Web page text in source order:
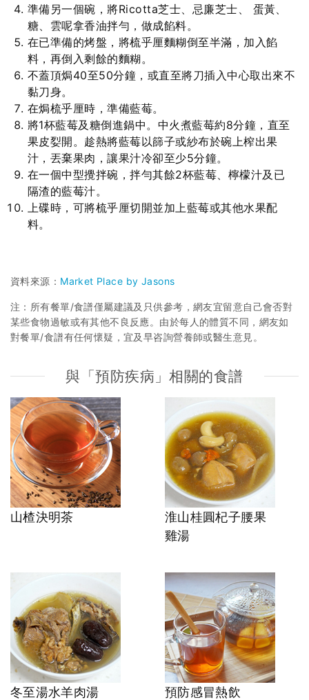
準備另一個碗，將Ricotta芝士、忌廉芝士、 蛋黃、
糖、雲呢拿香油拌勻，做成餡料。
在已準備的烤盤，將梳乎厘麵糊倒至半滿，加入餡
料，再倒入剩餘的麵糊。
不蓋頂焗40至50分鐘，或直至將刀插入中心取出來不
黏刀身。
在焗梳乎厘時，準備藍莓。
將1杯藍莓及糖倒進鍋中。中火煮藍莓約8分鐘，直至
果皮姴開。趁熱將藍莓以篩子或紗布於碗上榨出果
汁，丟棄果肉，讓果汁冷卻至少5分鐘。
在一個中型攪拌碗，拌勻其餘2杯藍莓、檸檬汁及已
隔渣的藍莓汁。
上碟時，可將梳乎厘切開並加上藍莓或其他水果配
料。
資料來源： Market Place by Jasons
注：所有餐單/食譜僅屬建議及只供參考，網友宜留意自己會否對
某些食物過敏或有其他不良反應。由於每人的體質不同，網友如
對餐單/食譜有任何懷疑，宜及早咨詢營養師或醫生意見。
與「預防疾病」相關的食譜
山楂決明茶
淮山桂圓杞子腰果
雞湯
冬至湯水羊肉湯 預防感冒熱飲